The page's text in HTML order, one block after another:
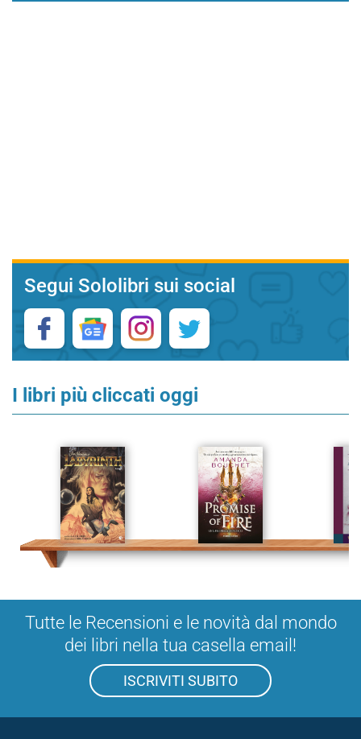
Segui Sololibri sui social
I libri più cliccati oggi
Tutte le Recensioni e le novità dal mondo
dei libri nella tua casella email!
ISCRIVITI SUBITO